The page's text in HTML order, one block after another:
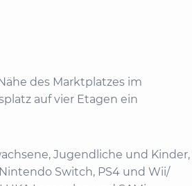
des Marktplatzes im
auf vier Etagen ein
Jugendliche und Kinder,
Switch, PS4 und Wii/